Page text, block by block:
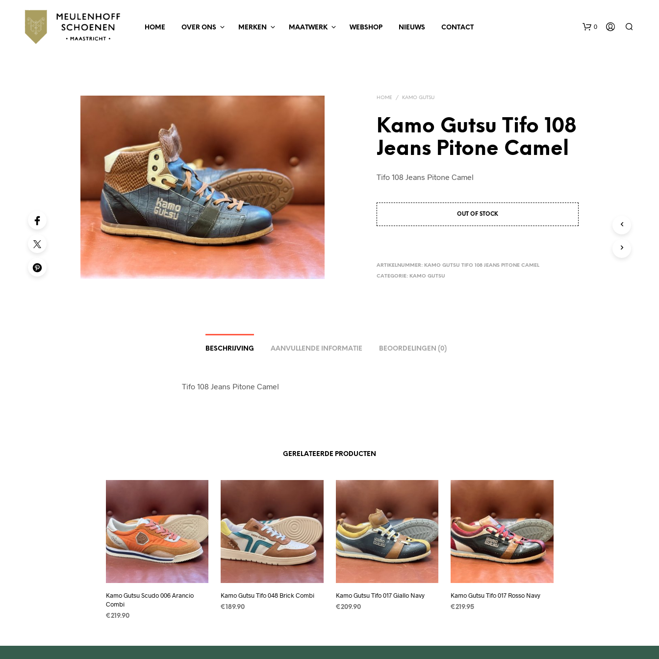
HOME OVER ONS MERKEN MAATWERK WEBSHOP NIEUWS CONTACT 0
HOME / KAMO GUTSU
Kamo Gutsu Tifo 108
Jeans Pitone Camel
Tifo 108 Jeans Pitone Camel
OUT OF STOCK
ARTIKELNUMMER: KAMO GUTSU TIFO 108 JEANS PITONE CAMEL
CATEGORIE: KAMO GUTSU
BESCHRIJVING AANVULLENDE INFORMATIE BEOORDELINGEN (0)
Tifo 108 Jeans Pitone Camel
GERELATEERDE PRODUCTEN
Kamo Gutsu Scudo 006 Arancio
Combi
€219.90
Kamo Gutsu Tifo 048 Brick Combi
€ 189.90
heeft
Kamo Gutsu Tifo 017 Giallo Navy
€209.90
heeft
Kamo Gutsu Tifo 017 Rosso Navy
€219.95
heeft